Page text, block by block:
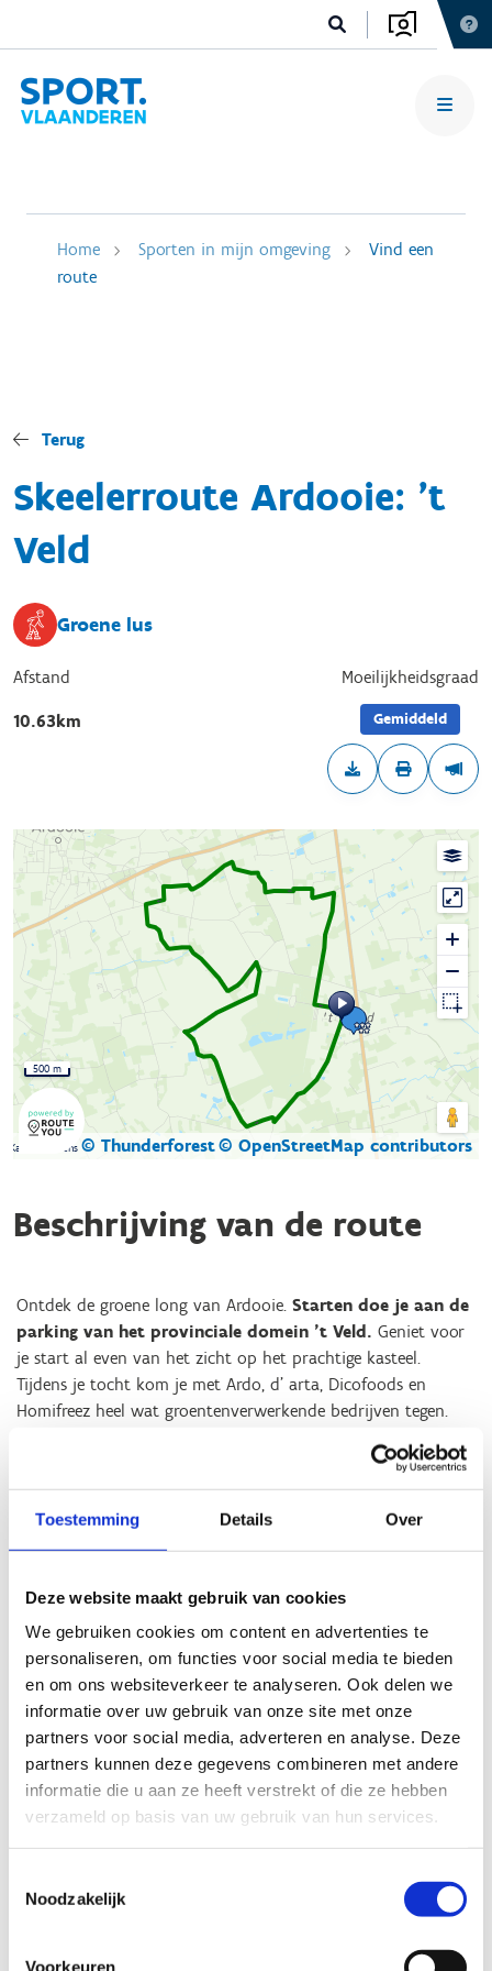
Toestemming Details Over
Deze website maakt gebruik van cookies
We gebruiken cookies om content en advertenties te
personaliseren, om functies voor social media te bieden
en om ons websiteverkeer te analyseren. Ook delen we
informatie over uw gebruik van onze site met onze
partners voor social media, adverteren en analyse. Deze
partners kunnen deze gegevens combineren met andere
informatie die u aan ze heeft verstrekt of die ze hebben
verzameld op basis van uw gebruik van hun services.
Noodzakelijk
Voorkeuren
Home Sporten in mijn omgeving
Vind een
route
Terug
Skeelerroute Ardooie: 't
Veld
Groene lus
Afstand
10.63km
Moeilijkheidsgraad
Gemiddeld
Kaartgegevens © Thunderforest© OpenStreetMap contributors
500 m
Beschrijving van de route
Ontdek de groene long van Ardooie. Starten doe je aan de
parking van het provinciale domein ’t Veld. Geniet voor
je start al even van het zicht op het prachtige kasteel.
Tijdens je tocht kom je met Ardo, d’ arta, Dicofoods en
Homifreez heel wat groentenverwerkende bedrijven tegen.
Europa genoemd. Dit merk je niet alleen aan de bedrijven die
je op je tocht tegenkomt, maar ook aan de vele uitgestrekte
landerijen.
natuur in ’t Veld of nagenieten op het terras van de
plaatselijke brasserie “de keunepuppe”.
De totale lengte van de tocht is 10,7km.
Onderweg kun je aansluiten op de routes van Emelgem en
Pittem.
Het Skeelernetwerk Midwest waaiert uit over de gemeenten
Ardooie, Hooglede, Ingelmunster, Izegem, Ledegem,
Lichtervelde, Meulebeke, Moorslede, Oostrozebeke, Pittem,
een totale afstand van circa 450km.